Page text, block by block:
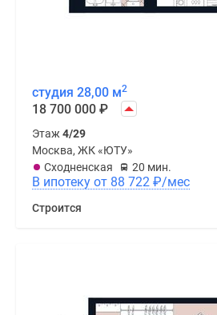
студия 28,00 м2
18 700 000 ₽
Этаж 4/29
Москва, ЖК «ЮТУ»
Сходненская
20 мин.
В ипотеку от 88 722 ₽/мес
Строится